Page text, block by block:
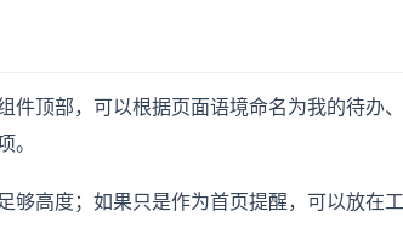
顶部，可以根据页面语境命名为我的待办、
。
高度；如果只是作为首页提醒，可以放在